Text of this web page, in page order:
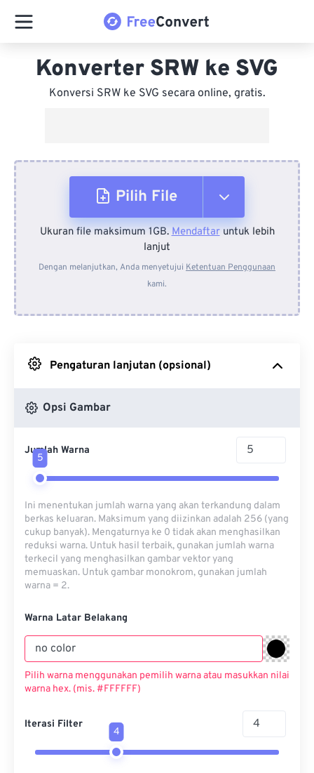
Konverter SRW ke SVG
Konversi SRW ke SVG secara online, gratis.
Pilih File
Dari Perangkat
Dari Dropbox
Ukuran file maksimum 1GB.Mendaftaruntuk lebih
lanjut
Dengan melanjutkan, Anda menyetujui Ketentuan Penggunaan
kami.
Pengaturan lanjutan (opsional)
Opsi Gambar
Jumlah Warna
5
Ini menentukan jumlah warna yang akan terkandung dalam
berkas keluaran. Maksimum yang diizinkan adalah 256 (yang
cukup banyak). Mengaturnya ke 0 tidak akan menghasilkan
reduksi warna. Untuk hasil terbaik, gunakan jumlah warna
terkecil yang menghasilkan gambar vektor yang
memuaskan. Untuk gambar monokrom, gunakan jumlah
warna = 2.
Warna Latar Belakang
Pilih warna menggunakan pemilih warna atau masukkan nilai
warna hex. (mis. #FFFFFF)
Iterasi Filter
4